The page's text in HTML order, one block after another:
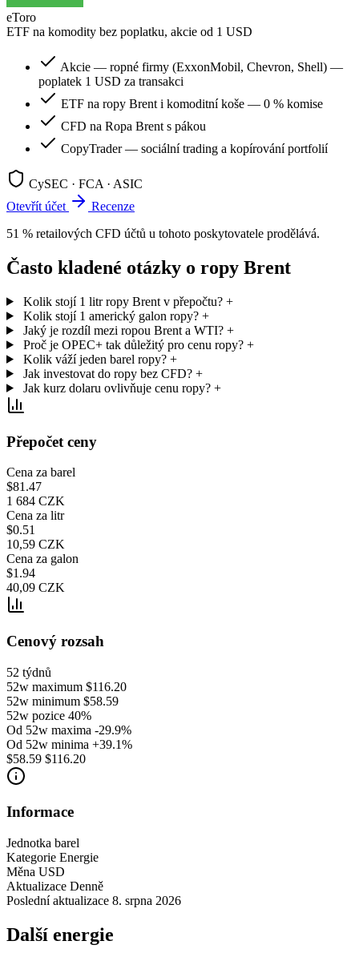
eToro
ETF na komodity bez poplatku, akcie od 1 USD
Akcie — ropné firmy (ExxonMobil, Chevron, Shell) —
poplatek 1 USD za transakci
ETF na ropy Brent i komoditní koše — 0 % komise
CFD na Ropa Brent s pákou
CopyTrader — sociální trading a kopírování portfolií
CySEC · FCA · ASIC
Otevřít účet
Recenze
51 % retailových CFD účtů u tohoto poskytovatele prodělává.
Často kladené otázky o ropy Brent
Kolik stojí 1 litr ropy Brent v přepočtu? +
Kolik stojí 1 americký galon ropy? +
Jaký je rozdíl mezi ropou Brent a WTI? +
Proč je OPEC+ tak důležitý pro cenu ropy? +
Kolik váží jeden barel ropy? +
Jak investovat do ropy bez CFD? +
Jak kurz dolaru ovlivňuje cenu ropy? +
Přepočet ceny
Cena za barel
$81.47
1 684 CZK
Cena za litr
$0.51
10,59 CZK
Cena za galon
$1.94
40,09 CZK
Cenový rozsah
52 týdnů
52w maximum $116.20
52w minimum $58.59
52w pozice 40%
Od 52w maxima -29.9%
Od 52w minima +39.1%
$58.59 $116.20
Informace
Jednotka barel
Kategorie Energie
Měna USD
Aktualizace Denně
Poslední aktualizace 8. srpna 2026
Další energie